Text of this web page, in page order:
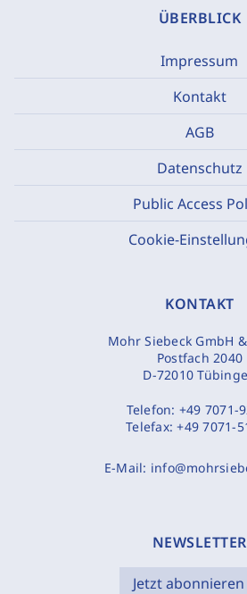
ÜBERBLICK
Impressum
Kontakt
AGB
Datenschutz
Public Access
Cookie-
KONTAKT
Mohr Siebeck GmbH
Postfach 2040
D-72010
Telefon: +49 7071-
Telefax:+49 7071-
E-Mail:
NEWSLETTER
Jetzt abonnieren